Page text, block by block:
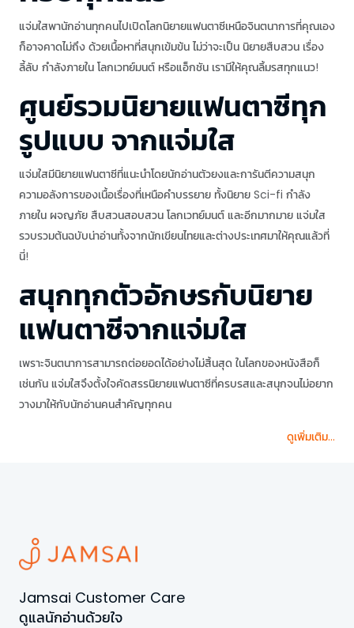
แจ่มใสพานักอ่านทุกคนไปเปิดโลกนิยายแฟนตาซีเหนือจินตนาการที่คุณเอง
ก็อาจคาดไม่ถึง ด้วยเนื้อหาที่สนุกเข้มข้น ไม่ว่าจะเป็น นิยายสืบสวน เรื่อง
ลี้ลับ กำลังภายใน โลกเวทย์มนต์ หรือแอ็กชัน เรามีให้คุณลิ้มรสทุกแนว!
ศูนย์รวมนิยายแฟนตาซีทุก
รูปแบบ จากแจ่มใส
แจ่มใสมีนิยายแฟนตาซีที่แนะนำโดยนักอ่านตัวยงและการันตีความสนุก
ความอลังการของเนื้อเรื่องที่เหนือคำบรรยาย ทั้งนิยาย Sci-fi กำลัง
ภายใน ผจญภัย สืบสวนสอบสวน โลกเวทย์มนต์ และอีกมากมาย แจ่มใส
รวบรวมต้นฉบับน่าอ่านทั้งจากนักเขียนไทยและต่างประเทศมาให้คุณแล้วที่
นี่!
สนุกทุกตัวอักษรกับนิยาย
แฟนตาซีจากแจ่มใส
เพราะจินตนาการสามารถต่อยอดได้อย่างไม่สิ้นสุด ในโลกของหนังสือก็
เช่นกัน แจ่มใสจึงตั้งใจคัดสรรนิยายแฟนตาซีที่ครบรสและสนุกจนไม่อยาก
วางมาให้กับนักอ่านคนสำคัญทุกคน
ดูเพิ่มเติม...
Jamsai Customer Care
ดูแลนักอ่านด้วยใจ